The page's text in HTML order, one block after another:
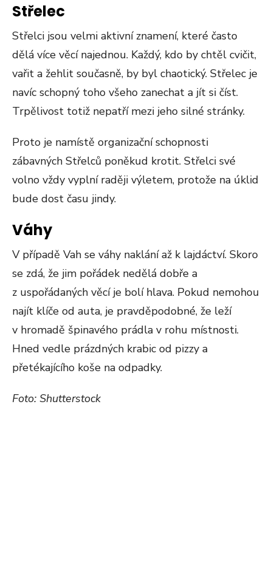
Střelec
Střelci jsou velmi aktivní znamení, které často
dělá více věcí najednou. Každý, kdo by chtěl cvičit,
vařit a žehlit současně, by byl chaotický. Střelec je
navíc schopný toho všeho zanechat a jít si číst.
Trpělivost totiž nepatří mezi jeho silné stránky.
Proto je namístě organizační schopnosti
zábavných Střelců poněkud krotit. Střelci své
volno vždy vyplní raději výletem, protože na úklid
bude dost času jindy.
Váhy
V případě Vah se váhy naklání až k lajdáctví. Skoro
se zdá, že jim pořádek nedělá dobře a
z uspořádaných věcí je bolí hlava. Pokud nemohou
najít klíče od auta, je pravděpodobné, že leží
v hromadě špinavého prádla v rohu místnosti.
Hned vedle prázdných krabic od pizzy a
přetékajícího koše na odpadky.
Foto: Shutterstock